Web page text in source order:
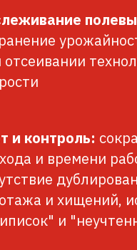
отсеивании
и контроль:
и времени
и хищений,
и